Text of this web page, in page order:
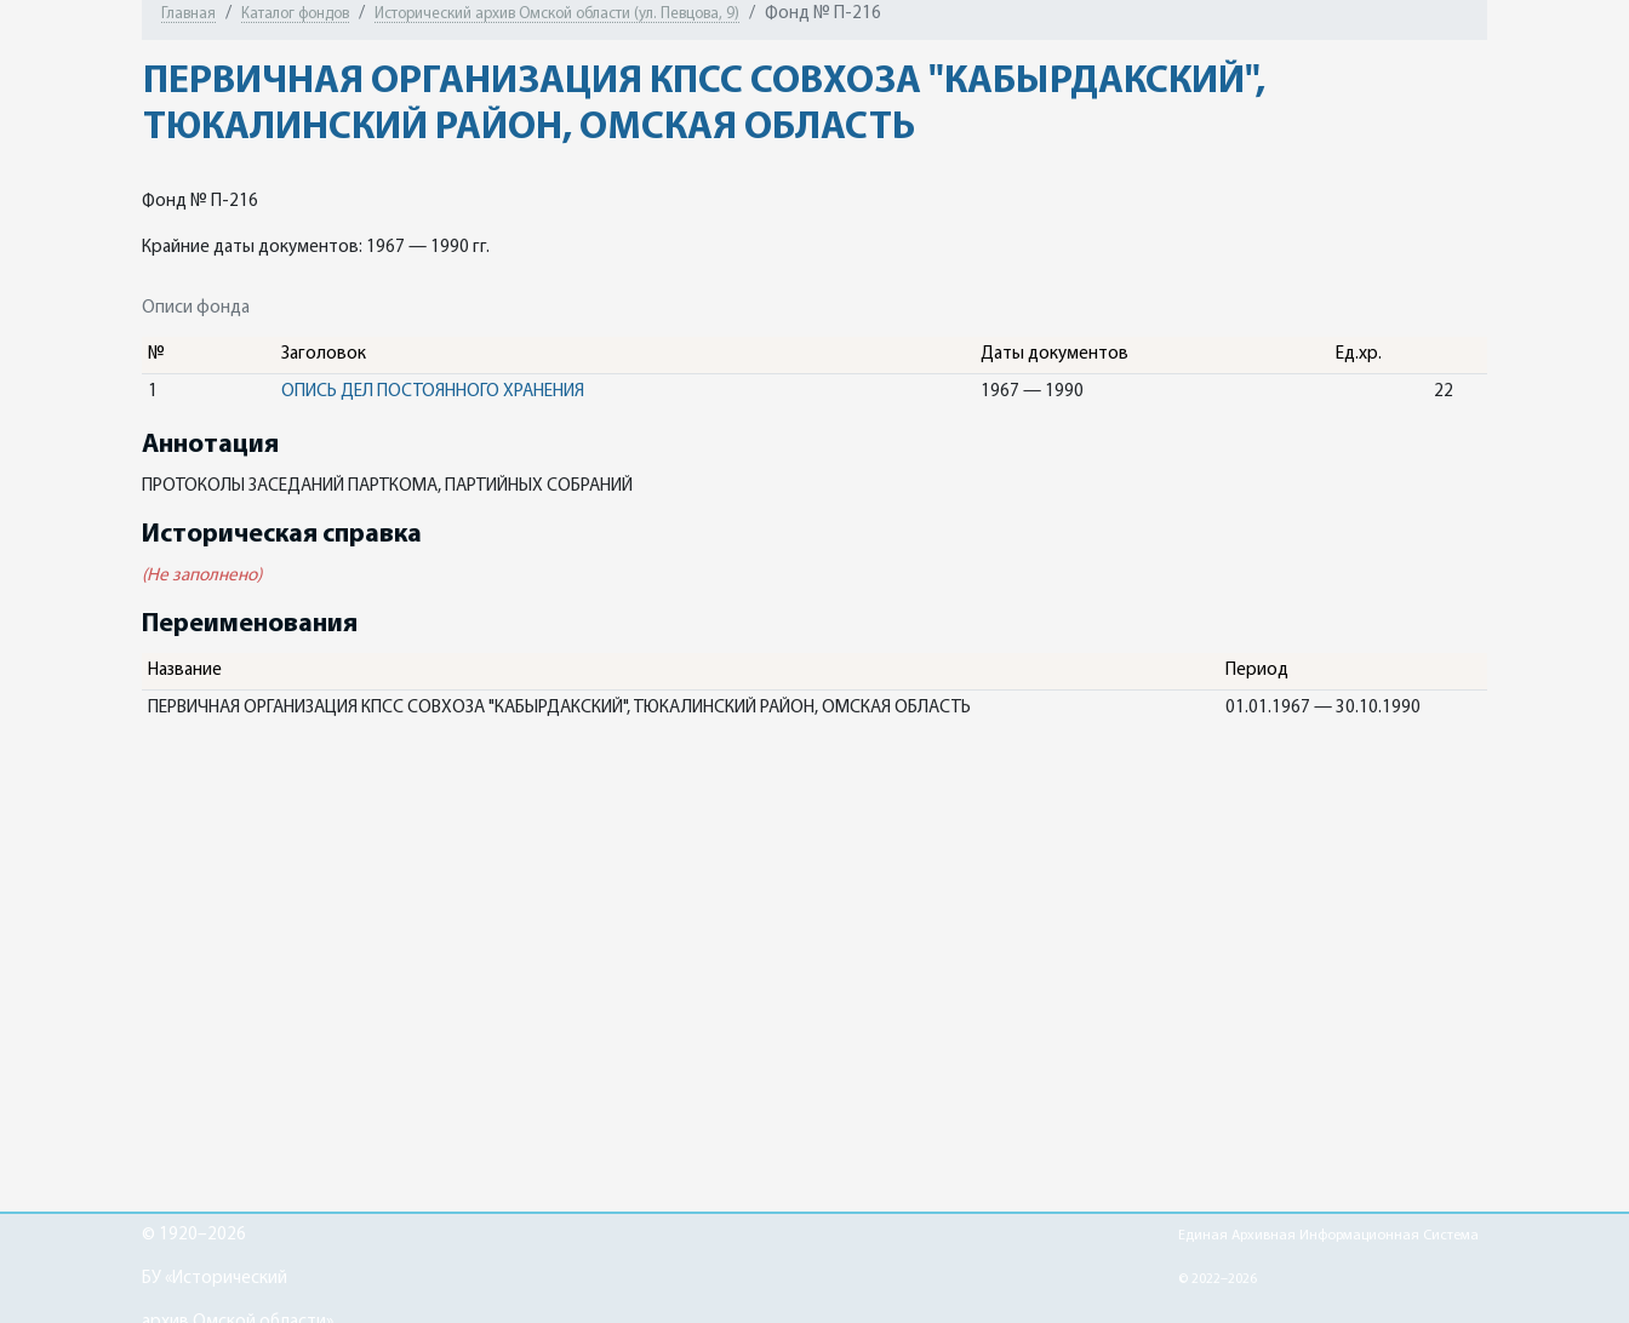
Главная Каталог фондов Исторический архив Омской области (ул. Певцова, 9) Фонд № П-216
ПЕРВИЧНАЯ ОРГАНИЗАЦИЯ КПСС СОВХОЗА "КАБЫРДАКСКИЙ",
ТЮКАЛИНСКИЙ РАЙОН, ОМСКАЯ ОБЛАСТЬ
Фонд № П-216
Крайние даты документов: 1967 — 1990 гг.
Описи фонда
№ Заголовок Даты документов Ед.хр.
1 ОПИСЬ ДЕЛ ПОСТОЯННОГО ХРАНЕНИЯ 1967 — 1990 22
Аннотация
ПРОТОКОЛЫ ЗАСЕДАНИЙ ПАРТКОМА, ПАРТИЙНЫХ СОБРАНИЙ
Историческая справка
(Не заполнено)
Переименования
Название Период
ПЕРВИЧНАЯ ОРГАНИЗАЦИЯ КПСС СОВХОЗА "КАБЫРДАКСКИЙ", ТЮКАЛИНСКИЙ РАЙОН, ОМСКАЯ ОБЛАСТЬ 01.01.1967 — 30.10.1990
© 1920–2026
БУ «Исторический
Единая Архивная Информационная Система
© 2022–2026